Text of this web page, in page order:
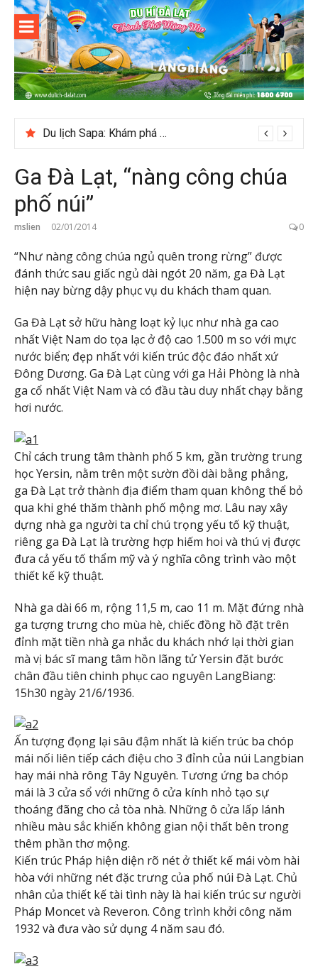
Skip
content
Du lịch Đà
Lạt
Du lịch Sapa: Khám phá bản Ý Linh Hồ độc đáo giữa Tây Bắc
Ga Đà Lạt, “nàng công chúa
phố núi”
mslien 02/01/2014 0
“Như nàng công chúa ngủ quên trong rừng” được
đánh thức sau giấc ngủ dài ngót 20 năm, ga Đà Lạt
hiện nay bừng dậy phục vụ du khách tham quan.
Ga Đà Lạt sở hữu hàng loạt kỷ lục như nhà ga cao
nhất Việt Nam do tọa lạc ở độ cao 1.500 m so với mực
nước biển; đẹp nhất với kiến trúc độc đáo nhất xứ
Đông Dương. Ga Đà Lạt cùng với ga Hải Phòng là nhà
ga cổ nhất Việt Nam và có đầu tàu duy nhất chạy bằng
hơi nước.
Chỉ cách trung tâm thành phố 5 km, gần trường trung
học Yersin, nằm trên một sườn đồi dài bằng phẳng,
ga Đà Lạt trở thành địa điểm tham quan không thể bỏ
qua khi ghé thăm thành phố mộng mơ. Lâu nay xây
dựng nhà ga người ta chỉ chú trọng yếu tố kỹ thuật,
riêng ga Đà Lạt là trường hợp hiếm hoi và thú vị được
đưa cả yếu tố thẩm mỹ và ý nghĩa công trình vào một
thiết kế kỹ thuật.
Nhà ga dài 66 m, rộng 11,5 m, cao 11 m. Mặt đứng nhà
ga tượng trưng cho mùa hè, chiếc đồng hồ đặt trên
đỉnh mặt tiền nhà ga nhắc du khách nhớ lại thời gian
mà vị bác sĩ mang tâm hồn lãng tử Yersin đặt bước
chân đầu tiên chinh phục cao nguyên LangBiang:
15h30 ngày 21/6/1936.
Ấn tượng đọng lại sâu đậm nhất là kiến trúc ba chóp
mái nối liên tiếp cách điệu cho 3 đỉnh của núi Langbian
hay mái nhà rông Tây Nguyên. Tương ứng ba chóp
mái là 3 cửa sổ với những ô cửa kính nhỏ tạo sự
thoáng đãng cho cả tòa nhà. Những ô cửa lấp lánh
nhiều màu sắc khiến không gian nội thất bên trong
thêm phần thơ mộng.
Kiến trúc Pháp hiện diện rõ nét ở thiết kế mái vòm hài
hòa với những nét đặc trưng của phố núi Đà Lạt. Chủ
nhân của thiết kế tài tình này là hai kiến trúc sư người
Pháp Moncet và Reveron. Công trình khởi công năm
1932 và đưa vào sử dụng 4 năm sau đó.